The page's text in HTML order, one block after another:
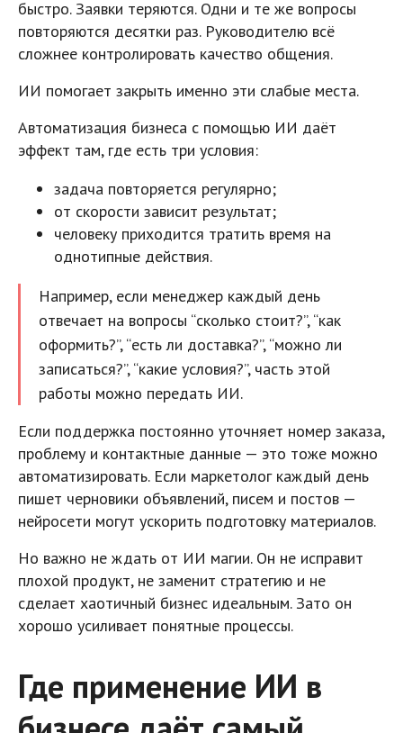
быстро. Заявки теряются. Одни и те же вопросы
повторяются десятки раз. Руководителю всё
сложнее контролировать качество общения.
ИИ помогает закрыть именно эти слабые места.
Автоматизация бизнеса с помощью ИИ даёт
эффект там, где есть три условия:
задача повторяется регулярно;
от скорости зависит результат;
человеку приходится тратить время на
однотипные действия.
Например, если менеджер каждый день
отвечает на вопросы “сколько стоит?”, “как
оформить?”, “есть ли доставка?”, “можно ли
записаться?”, “какие условия?”, часть этой
работы можно передать ИИ.
Если поддержка постоянно уточняет номер заказа,
проблему и контактные данные — это тоже можно
автоматизировать. Если маркетолог каждый день
пишет черновики объявлений, писем и постов —
нейросети могут ускорить подготовку материалов.
Но важно не ждать от ИИ магии. Он не исправит
плохой продукт, не заменит стратегию и не
сделает хаотичный бизнес идеальным. Зато он
хорошо усиливает понятные процессы.
Где применение ИИ в